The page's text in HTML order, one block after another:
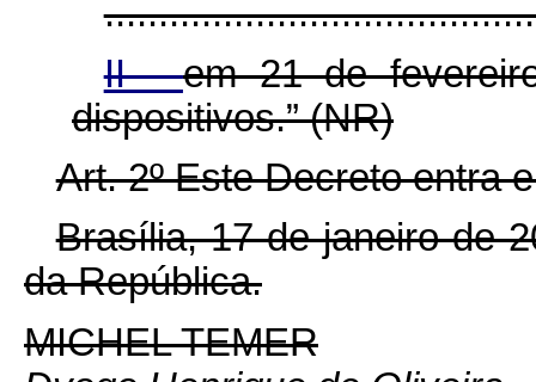
II -em 21 de
dispositivos.” (NR)
Art. 2º Este Decreto entra
Brasília, 17 de janeiro de
da República.
MICHEL TEMER